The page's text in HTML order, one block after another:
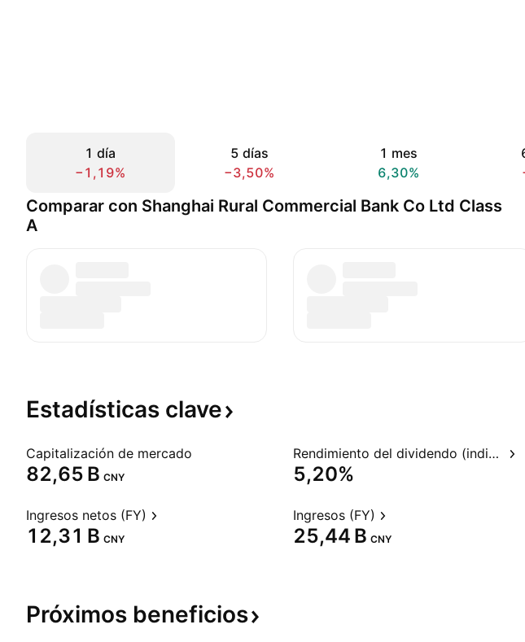
1 día
−1,19%
5 días
−3,50%
1 mes
6,30%
Comparar con Shanghai Rural Commercial Bank Co Ltd Class
A
Estadísticas clave
Capitalización de mercado
‪82,65 B‬ CNY
Rendimiento del dividendo (indicado)
5,20%
Ingresos netos (FY)
‪12,31 B‬ CNY
Ingresos (FY)
‪25,44 B‬ CNY
Próximos beneficios